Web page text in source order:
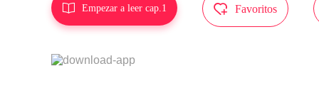
 Empezar a leer cap.1  Favoritos